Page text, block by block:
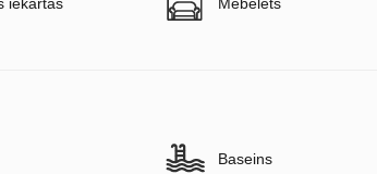
Baseins